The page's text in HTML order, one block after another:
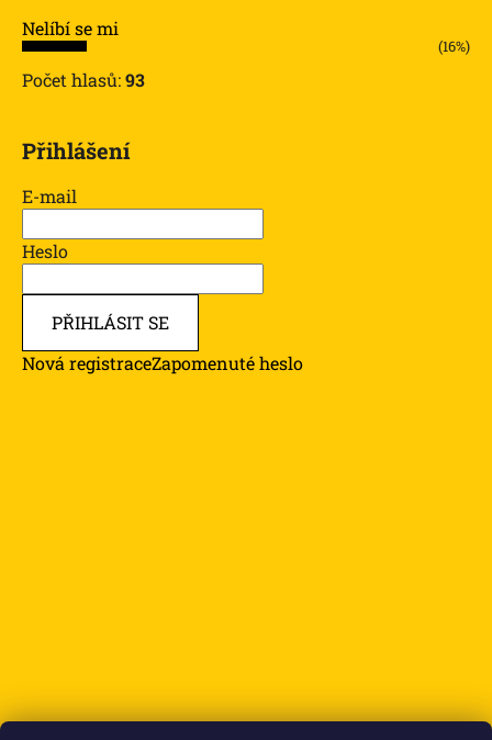
Nelíbí se mi
(16%)
Počet hlasů:93
Přihlášení
E-mail
Heslo
PŘIHLÁSIT SE
Nová registraceZapomenuté heslo